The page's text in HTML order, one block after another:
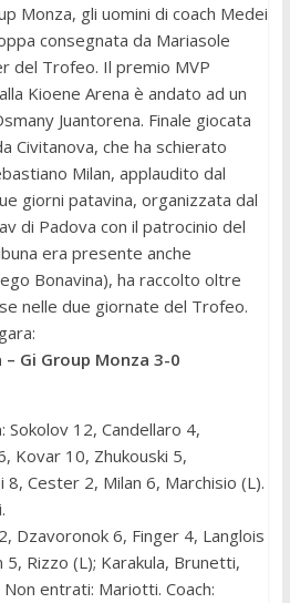
Monza, gli uomini di coach Medei
consegnata da Mariasole
del Trofeo. Il premio MVP
Kioene Arena è andato ad un
Juantorena. Finale giocata
Civitanova, che ha schierato
Milan, applaudito dal
giorni patavina, organizzata dal
di Padova con il patrocinio del
era presente anche
Bonavina), ha raccolto oltre
nelle due giornate del Trofeo.
Gi Group Monza 3-0
: Sokolov 12, Candellaro 4,
Kovar 10, Zhukouski 5,
8, Cester 2, Milan 6, Marchisio (L).
Dzavoronok 6, Finger 4, Langlois
Rizzo (L); Karakula, Brunetti,
entrati: Mariotti. Coach: